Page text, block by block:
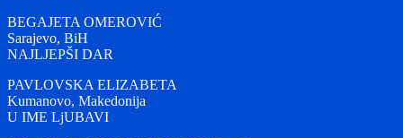
BEGAJETA OMEROVIĆ
Sarajevo, BiH
NAJLJEPŠI DAR
PAVLOVSKA ELIZABETA
Kumanovo, Makedonija
U IME LjUBAVI